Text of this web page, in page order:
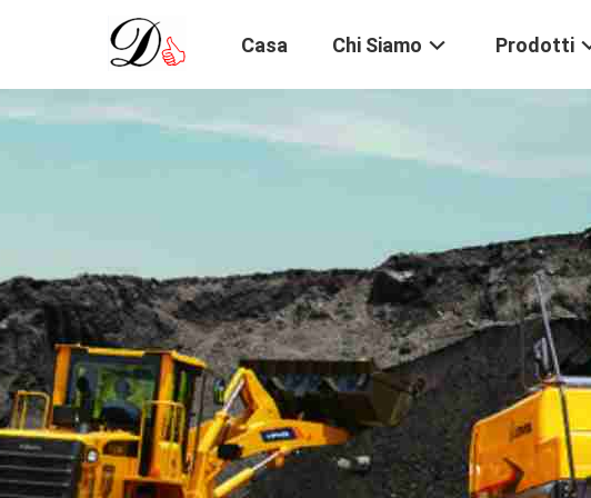
Casa Chi Siamo Prodotti